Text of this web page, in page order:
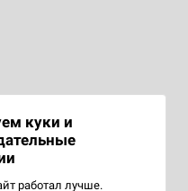
куки и
работал лучше.